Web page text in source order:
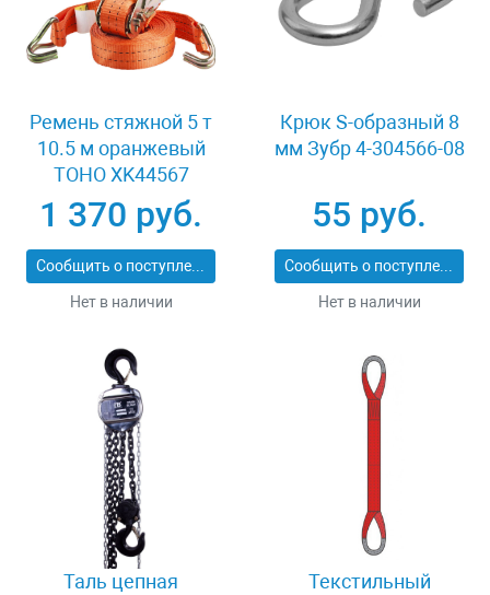
Ремень стяжной 5 т
10.5 м оранжевый
TOHO XK44567
1 370 руб.
Сообщить о поступлении
Нет в наличии
Крюк S-образный 8
мм Зубр 4-304566-08
55 руб.
Сообщить о поступлении
Нет в наличии
Таль цепная
Текстильный